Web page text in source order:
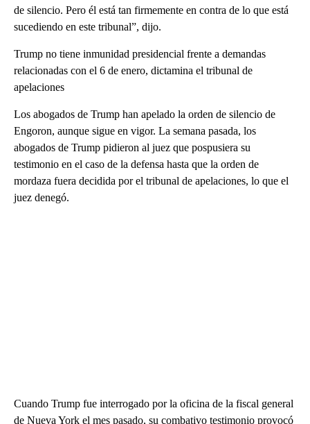
de silencio. Pero él está tan firmemente en contra de lo que está
sucediendo en este tribunal”, dijo.
Trump no tiene inmunidad presidencial frente a demandas
relacionadas con el 6 de enero, dictamina el tribunal de
apelaciones
Los abogados de Trump han apelado la orden de silencio de
Engoron, aunque sigue en vigor. La semana pasada, los
abogados de Trump pidieron al juez que pospusiera su
testimonio en el caso de la defensa hasta que la orden de
mordaza fuera decidida por el tribunal de apelaciones, lo que el
juez denegó.
Cuando Trump fue interrogado por la oficina de la fiscal general
de Nueva York el mes pasado, su combativo testimonio provocó